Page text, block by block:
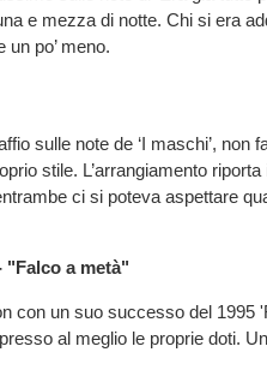
e mezza di notte. Chi si era
po’ meno.
sulle note de ‘I maschi’, non
stile. L’arrangiamento
ci si poteva aspettare
"Falco a metà"
con un suo successo del 1995
al meglio le proprie doti.